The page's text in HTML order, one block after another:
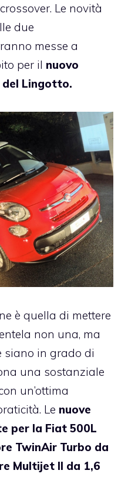
Le novità
due
messe a
per il nuovo
del Lingotto.
è quella di mettere
non una, ma
siano in grado di
una sostanziale
un’ottima
Le nuove
per la Fiat 500L
TwinAir Turbo da
Multijet II da 1,6